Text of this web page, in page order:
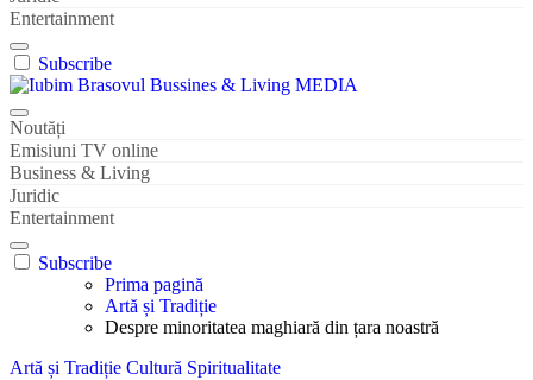
Entertainment
Subscribe
Iubim Brasovul Bussines & Living MEDIA
Din pasiune și dragoste pentru Brașoveni
Noutăți
Emisiuni TV online
Business & Living
Juridic
Entertainment
Subscribe
Prima pagină
Artă și Tradiție
Despre minoritatea maghiară din țara noastră
Artă și Tradiție Cultură Spiritualitate